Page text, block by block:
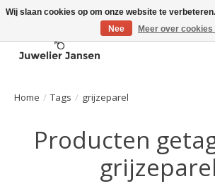
Home / Tags / grijzeparel
Producten
grijzeparel
Wij slaan cookies op om onze website te
Nee
Meer over cookies